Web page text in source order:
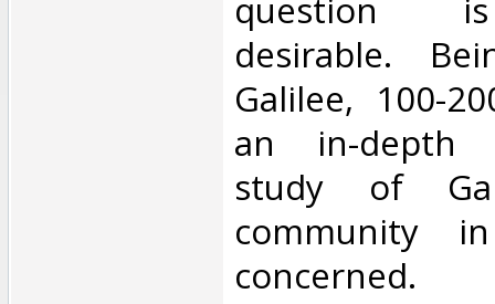
question
desirable.
Galilee, 100-
an in-depth
study of
community